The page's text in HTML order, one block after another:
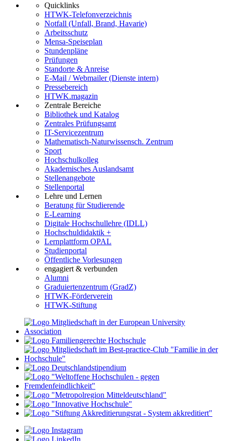
Quicklinks
HTWK-Telefonverzeichnis
Notfall (Unfall, Brand, Havarie)
Arbeitsschutz
Mensa-Speiseplan
Stundenpläne
Prüfungen
Standorte & Anreise
E-Mail / Webmailer (Dienste intern)
Pressebereich
HTWK.magazin
Zentrale Bereiche
Bibliothek und Katalog
Zentrales Prüfungsamt
IT-Servicezentrum
Mathematisch-Naturwissensch. Zentrum
Sport
Hochschulkolleg
Akademisches Auslandsamt
Stellenangebote
Stellenportal
Lehre und Lernen
Beratung für Studierende
E-Learning
Digitale Hochschullehre (IDLL)
Hochschuldidaktik +
Lernplattform OPAL
Studienportal
Öffentliche Vorlesungen
engagiert & verbunden
Alumni
Graduiertenzentrum (GradZ)
HTWK-Förderverein
HTWK-Stiftung